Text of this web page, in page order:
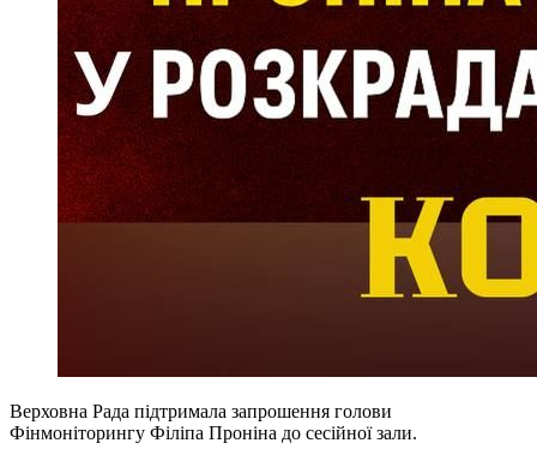
Верховна Рада підтримала запрошення голови
Фінмоніторингу Філіпа Проніна до сесійної зали.